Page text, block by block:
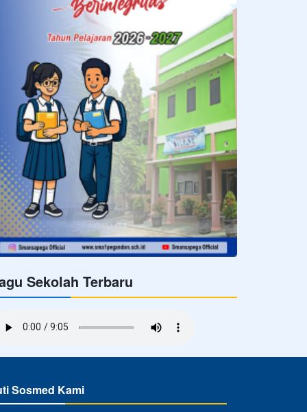
Sekolah Terbaru
Sosmed Kami